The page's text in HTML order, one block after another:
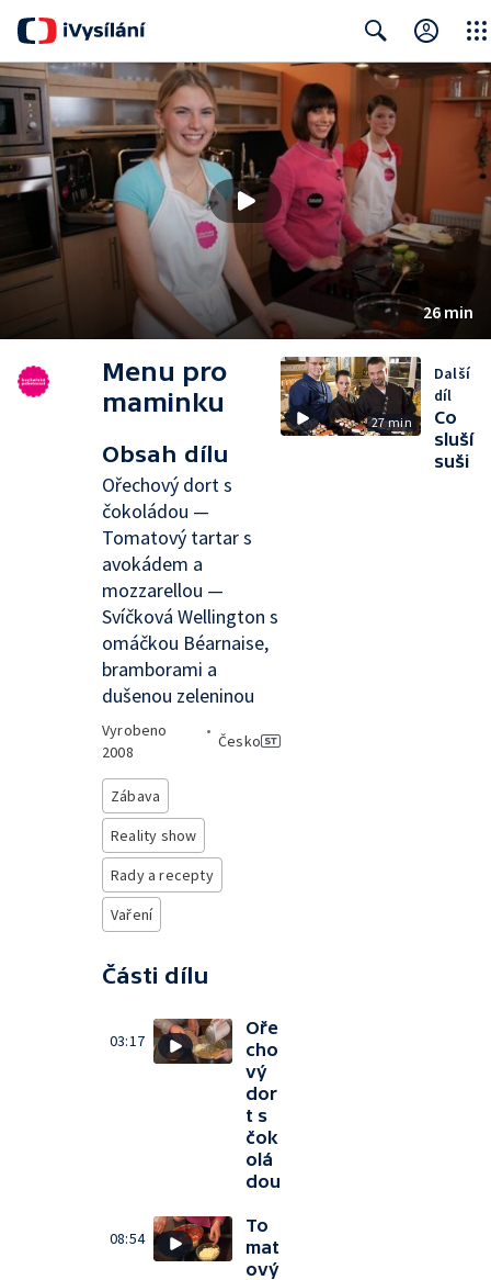
Search Close
26 min
Menu pro
maminku
Obsah dílu
Ořechový dort s
čokoládou —
Tomatový tartar s
avokádem a
mozzarellou —
Svíčková Wellington s
omáčkou Béarnaise,
bramborami a
dušenou zeleninou
Vyrobeno
2008
•
Česko
Zábava
Reality show
Rady a recepty
Vaření
Části dílu
03:17
Oře
cho
vý
dor
t s
čok
olá
dou
08:54
To
mat
ový
27 min
Další
díl
Co
sluší
suši